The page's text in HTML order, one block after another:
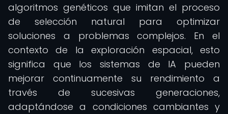
algoritmos genéticos que imitan el proceso
de selección natural para optimizar
soluciones a problemas complejos. En el
contexto de la exploración espacial, esto
significa que los sistemas de IA pueden
mejorar continuamente su rendimiento a
través de sucesivas generaciones,
adaptándose a condiciones cambiantes y